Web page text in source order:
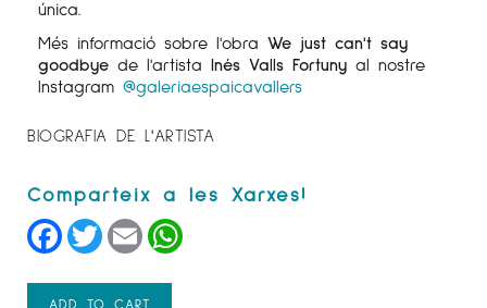
única.
Més informació sobre l'obra We just can't say
goodbye de l'artista Inés Valls Fortuny al nostre
Instagram @galeriaespaicavallers
BIOGRAFIA DE L'ARTISTA
Facebook
TwitterEmail
ADD TO CART